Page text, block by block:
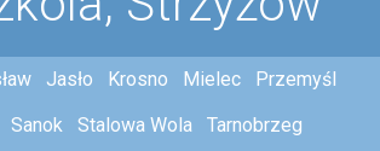
Jasło Krosno Mielec
Przemyśl
Sanok Stalowa Wola Tarnobrzeg